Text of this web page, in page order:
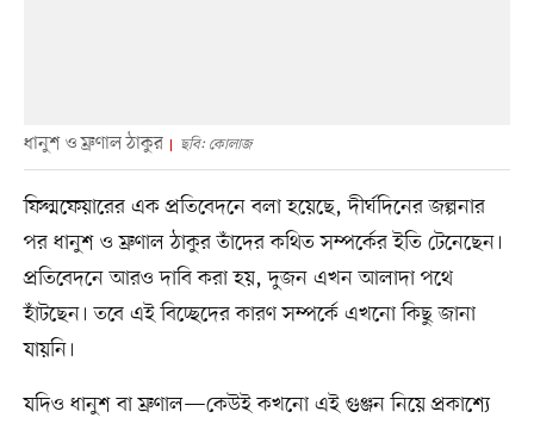
ধানুশ ও ম্রুণাল ঠাকুর ছবি: কোলাজ
ফিল্মফেয়ারের এক প্রতিবেদনে বলা হয়েছে, দীর্ঘদিনের জল্পনার
পর ধানুশ ও ম্রুণাল ঠাকুর তাঁদের কথিত সম্পর্কের ইতি টেনেছেন।
প্রতিবেদনে আরও দাবি করা হয়, দুজন এখন আলাদা পথে
হাঁটছেন। তবে এই বিচ্ছেদের কারণ সম্পর্কে এখনো কিছু জানা
যায়নি।
যদিও ধানুশ বা ম্রুণাল—কেউই কখনো এই গুঞ্জন নিয়ে প্রকাশ্যে